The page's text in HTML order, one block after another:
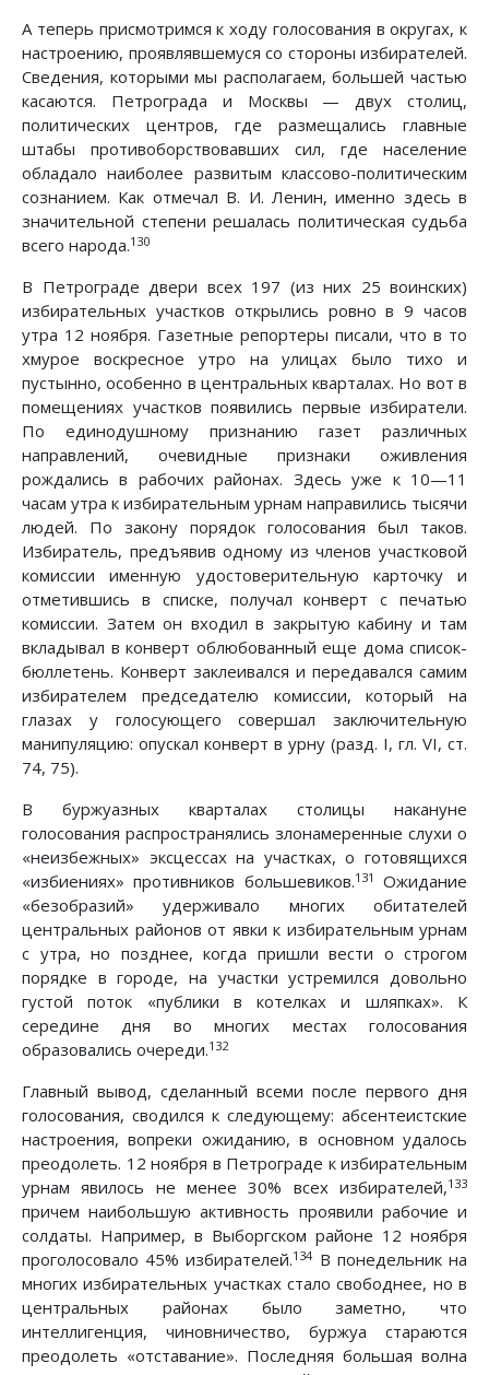
А теперь присмотримся к ходу голосования в округах, к
настроению, проявлявшемуся со стороны избирателей.
Сведения, которыми мы располагаем, большей частью
касаются. Петрограда и Москвы — двух столиц,
политических центров, где размещались главные
штабы противоборствовавших сил, где население
обладало наиболее развитым классово-политическим
сознанием. Как отмечал В. И. Ленин, именно здесь в
значительной степени решалась политическая судьба
всего народа.130
В Петрограде двери всех 197 (из них 25 воинских)
избирательных участков открылись ровно в 9 часов
утра 12 ноября. Газетные репортеры писали, что в то
хмурое воскресное утро на улицах было тихо и
пустынно, особенно в центральных кварталах. Но вот в
помещениях участков появились первые избиратели.
По единодушному признанию газет различных
направлений, очевидные признаки оживления
рождались в рабочих районах. Здесь уже к 10—11
часам утра к избирательным урнам направились тысячи
людей. По закону порядок голосования был таков.
Избиратель, предъявив одному из членов участковой
комиссии именную удостоверительную карточку и
отметившись в списке, получал конверт с печатью
комиссии. Затем он входил в закрытую кабину и там
вкладывал в конверт облюбованный еще дома список-
бюллетень. Конверт заклеивался и передавался самим
избирателем председателю комиссии, который на
глазах у голосующего совершал заключительную
манипуляцию: опускал конверт в урну (разд. I, гл. VI, ст.
74, 75).
В буржуазных кварталах столицы накануне
голосования распространялись злонамеренные слухи о
«неизбежных» эксцессах на участках, о готовящихся
«избиениях» противников большевиков.131
Ожидание
«безобразий» удерживало многих обитателей
центральных районов от явки к избирательным урнам
с утра, но позднее, когда пришли вести о строгом
порядке в городе, на участки устремился довольно
густой поток «публики в котелках и шляпках». К
середине дня во многих местах голосования
образовались очереди.132
Главный вывод, сделанный всеми после первого дня
голосования, сводился к следующему: абсентеистские
настроения, вопреки ожиданию, в основном удалось
преодолеть. 12 ноября в Петрограде к избирательным
урнам явилось не менее 30% всех избирателей,133
причем наибольшую активность проявили рабочие и
солдаты. Например, в Выборгском районе 12 ноября
проголосовало 45% избирателей.134В понедельник на
многих избирательных участках стало свободнее, но в
центральных районах было заметно, что
интеллигенция, чиновничество, буржуа стараются
преодолеть «отставание». Последняя большая волна